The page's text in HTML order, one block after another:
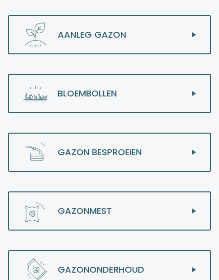
AANLEG GAZON
BLOEMBOLLEN
GAZON BESPROEIEN
GAZONMEST
GAZONONDERHOUD